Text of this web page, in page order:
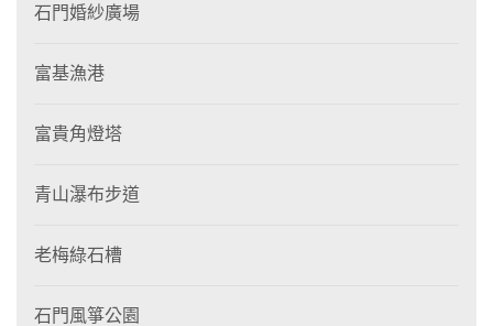
石門婚紗廣場
富基漁港
富貴角燈塔
青山瀑布步道
老梅綠石槽
石門風箏公園